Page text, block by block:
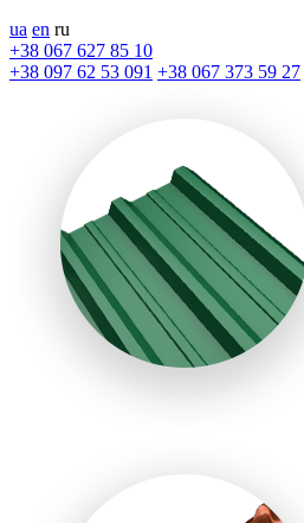
ua en ru
+38 067 627 85 10
+38 097 62 53 091 +38 067 373 59 27